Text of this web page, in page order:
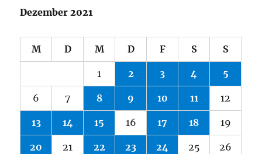
Dezember 2021
M D M D F S S
1 2 3 4 5
6 7 8 9 10 11 12
13 14 15 16 17 18 19
20 21 22 23 24 25 26